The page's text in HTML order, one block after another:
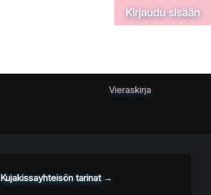
Kirjaudu sisään
Vieraskirja
Kujakissayhteisön tarinat →